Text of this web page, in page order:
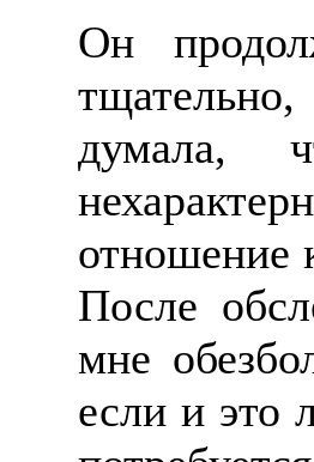
Он
думала,
отношение
После
мне
если и это